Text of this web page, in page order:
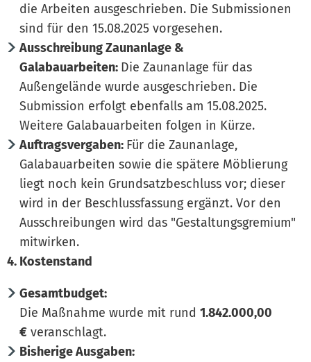
die Arbeiten ausgeschrieben. Die Submissionen
sind für den 15.08.2025 vorgesehen.
Ausschreibung Zaunanlage &
Galabauarbeiten: Die Zaunanlage für das
Außengelände wurde ausgeschrieben. Die
Submission erfolgt ebenfalls am 15.08.2025.
Weitere Galabauarbeiten folgen in Kürze.
Auftragsvergaben: Für die Zaunanlage,
Galabauarbeiten sowie die spätere Möblierung
liegt noch kein Grundsatzbeschluss vor; dieser
wird in der Beschlussfassung ergänzt. Vor den
Ausschreibungen wird das "Gestaltungsgremium"
mitwirken.
4. Kostenstand
Gesamtbudget:
Die Maßnahme wurde mit rund 1.842.000,00
€ veranschlagt.
Bisherige Ausgaben: